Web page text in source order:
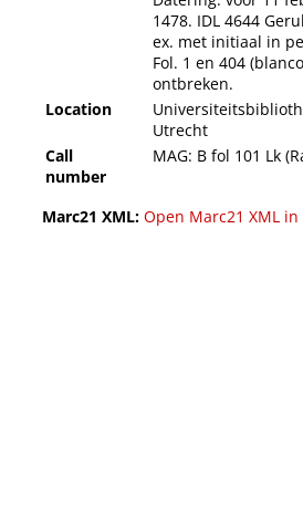
1478. IDL 4644
ex. met initiaal in
Fol. 1 en 404
ontbreken.
Location
Utrecht
Call
number
MAG: B fol 101 Lk
Marc21 XML: Open Marc21 XML